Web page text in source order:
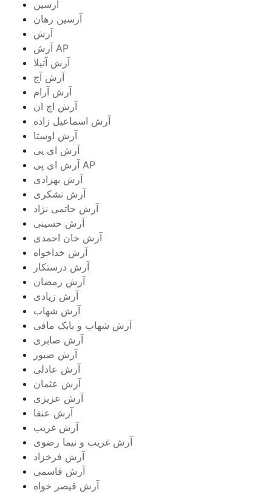
آرسین
آرسین رهان
آرش
آرش AP
آرش آتیلا
آرش آج
آرش آرام
آرش اچ ان
آرش اسماعیل زاده
آرش اوستا
آرش ای پی
آرش ای پی AP
آرش بهزادی
آرش تشکری
آرش حاتمی نژاد
آرش حسینی
آرش خان احمدی
آرش خداخواه
آرش درستکار
آرش رمضان
آرش زیادی
آرش شهاب
آرش شهاب و بابک مافی
آرش صابری
آرش صبور
آرش عادلی
آرش عثمان
آرش عزیزی
آرش عنقا
آرش غریب
آرش غریب و نیما رضوی
آرش فرخزاد
آرش قاسمی
آرش قیصر خواه